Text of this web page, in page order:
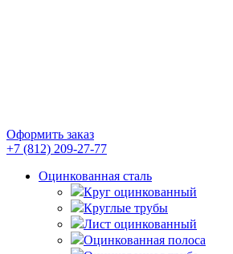
Оформить заказ
+7 (812) 209-27-77
Оцинкованная сталь
Круг оцинкованный
Круглые трубы
Лист оцинкованный
Оцинкованная полоса